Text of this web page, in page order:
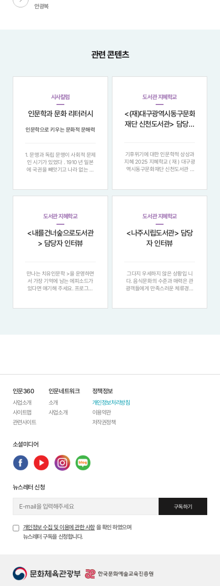
안광복
관련 콘텐츠
시사칼럼
인문학과 문화 리터러시
인문학으로 키우는 문화적 문해력
1. 문맹과 독립 문맹이 사회적 문제
인 시기가 있었다 . 1910 년 일본
에 국권을 빼앗기고 나라 없는 국
고 쓸 줄 앎으로써 상호 간에...작
법이었다
도서관 지혜학교
<(재)대구광역시동구문화
재단 신천도서관> 담당자
기후위기에 대한 인문학적 상상과
지혜 2025 지혜학교 ( 재 ) 대구광
역시동구문화재단 신천도서관 >
국의 현실과 관련해서 기후변화로
인한 산불 발생의 심각성에 대해
해 기후위
도서관 지혜학교
<내를건너숲으로도서관
> 담당자 인터뷰
만나는 치유인문학 >을 운영하면
서 가장 기억에 남는 에피소드가
있다면 얘기해 주세요. 프로그램
마와 대사를 통해 내 상황을 객관
도서관 지혜학교
<나주시립도서관> 담당
자 인터뷰
그다지 우세하지 않은 상황입 니
다. 음식문화의 수준과 매력은 관
광객들에게 만족스러운 체류경험
이번 지혜학교 프로그램에서는 전
인문360
사업소개
사이트맵
관련사이트
인문네트워크
소개
사업소개
정책정보
개인정보처리방침
이용약관
저작권정책
소셜미디어
뉴스레터 신청
구독하기
개인정보 수집 및 이용에 관한 사항 을 확인 하였으며
뉴스레터 구독을 신청합니다.